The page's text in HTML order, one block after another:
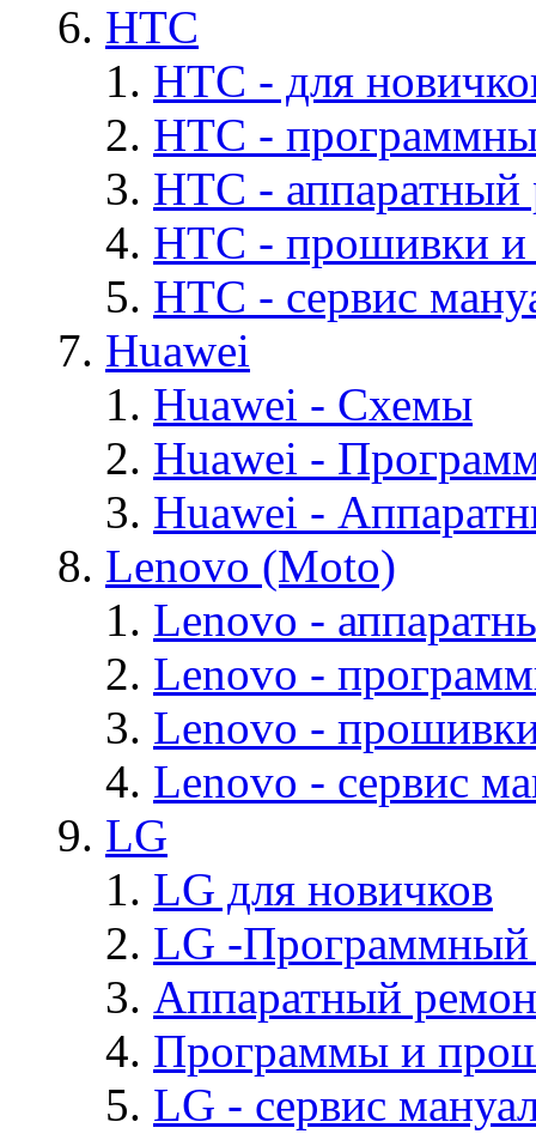
HTC
HTC - для
HTC -
HTC - аппаратный
HTC - прошивки
HTC - cервис
Huawei
Huawei - Cхемы
Huawei -
Huawei -
Lenovo (Moto)
Lenovo -
Lenovo -
Lenovo -
Lenovo - cервис
LG
LG для новичков
LG -Программный
Аппаратный
Программы и
LG - cервис